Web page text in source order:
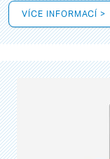
VÍCE INFORMACÍ >